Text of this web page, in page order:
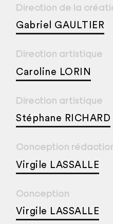
Direction de la
Gabriel GAULTIER
Direction artistique
Caroline LORIN
Direction artistique
Stéphane RICHARD
Conception
Virgile LASSALLE
Conception
Virgile LASSALLE